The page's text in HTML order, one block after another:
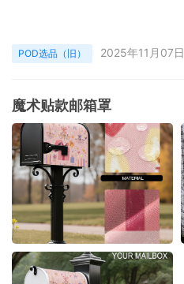
POD选品（旧） 2025年11月07日
魔术贴款邮箱罩